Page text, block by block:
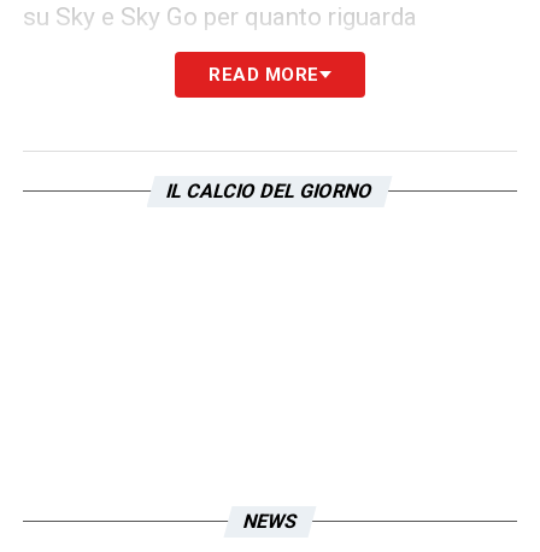
su Sky e Sky Go per quanto riguarda
l’opzione streaming. Non perdete però la
consueta cronaca testuale suLazionews24
READ MORE
IL CALCIO DEL GIORNO
NEWS